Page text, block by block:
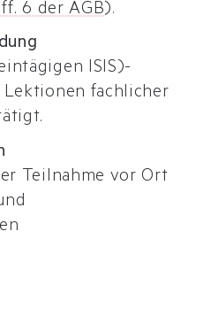
6 der AGB).
ISIS)-
fachlicher
Teilnahme vor Ort